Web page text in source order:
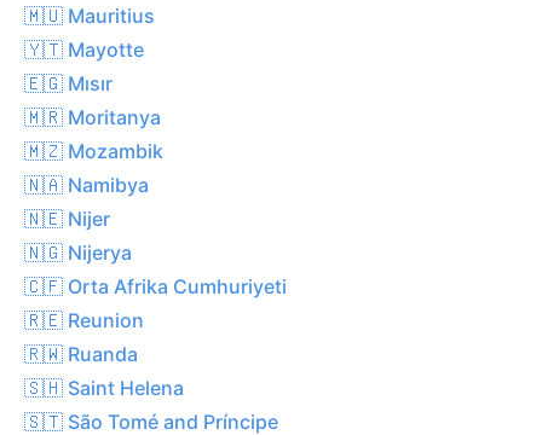
🇲🇺 Mauritius
🇾🇹 Mayotte
🇪🇬 Mısır
🇲🇷 Moritanya
🇲🇿 Mozambik
🇳🇦 Namibya
🇳🇪 Nijer
🇳🇬 Nijerya
🇨🇫 Orta Afrika Cumhuriyeti
🇷🇪 Reunion
🇷🇼 Ruanda
🇸🇭 Saint Helena
🇸🇹 São Tomé and Príncipe